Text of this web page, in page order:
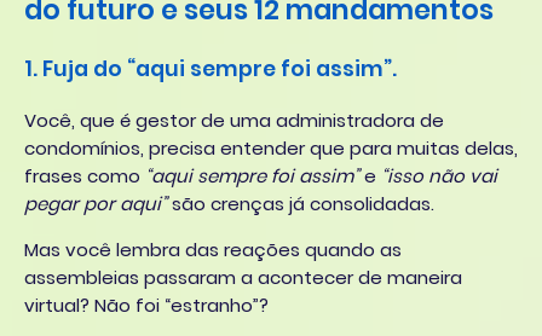
do futuro e seus 12 mandamentos
1. Fuja do “aqui sempre foi assim”.
Você, que é gestor de uma administradora de
condomínios, precisa entender que para muitas delas,
frases como “aqui sempre foi assim”e “isso não vai
pegar por aqui”são crenças já consolidadas.
Mas você lembra das reações quando as
assembleias passaram a acontecer de maneira
virtual? Não foi “estranho”?